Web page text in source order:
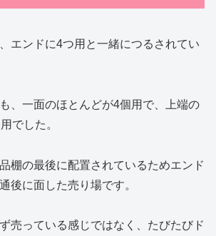
エンドに4つ用と一緒につるされてい
、一面のほとんどが4個用で、上端の
でした。
棚の最後に配置されているためエンド
後に面した売り場です。
売っている感じではなく、たびたびド